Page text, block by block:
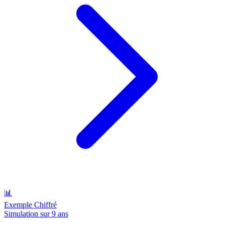
📊
Exemple Chiffré
Simulation sur 9 ans